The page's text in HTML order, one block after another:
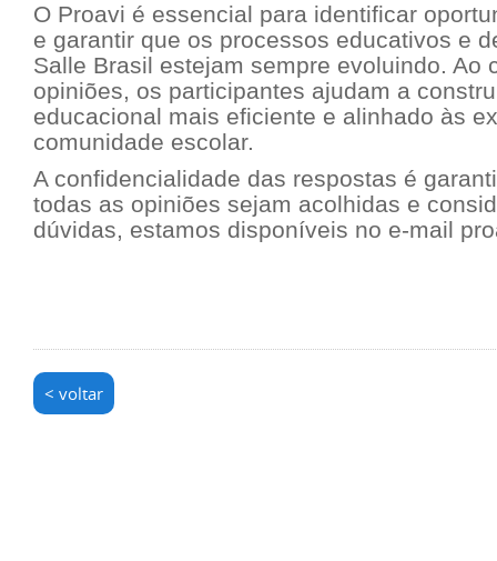
O Proavi é essencial para identificar
e garantir que os processos educativos e
Salle Brasil estejam sempre evoluindo. Ao
opiniões, os participantes ajudam a
educacional mais eficiente e alinhado às
comunidade escolar.
A confidencialidade das respostas é
todas as opiniões sejam acolhidas e
dúvidas, estamos disponíveis no e-mail
< voltar